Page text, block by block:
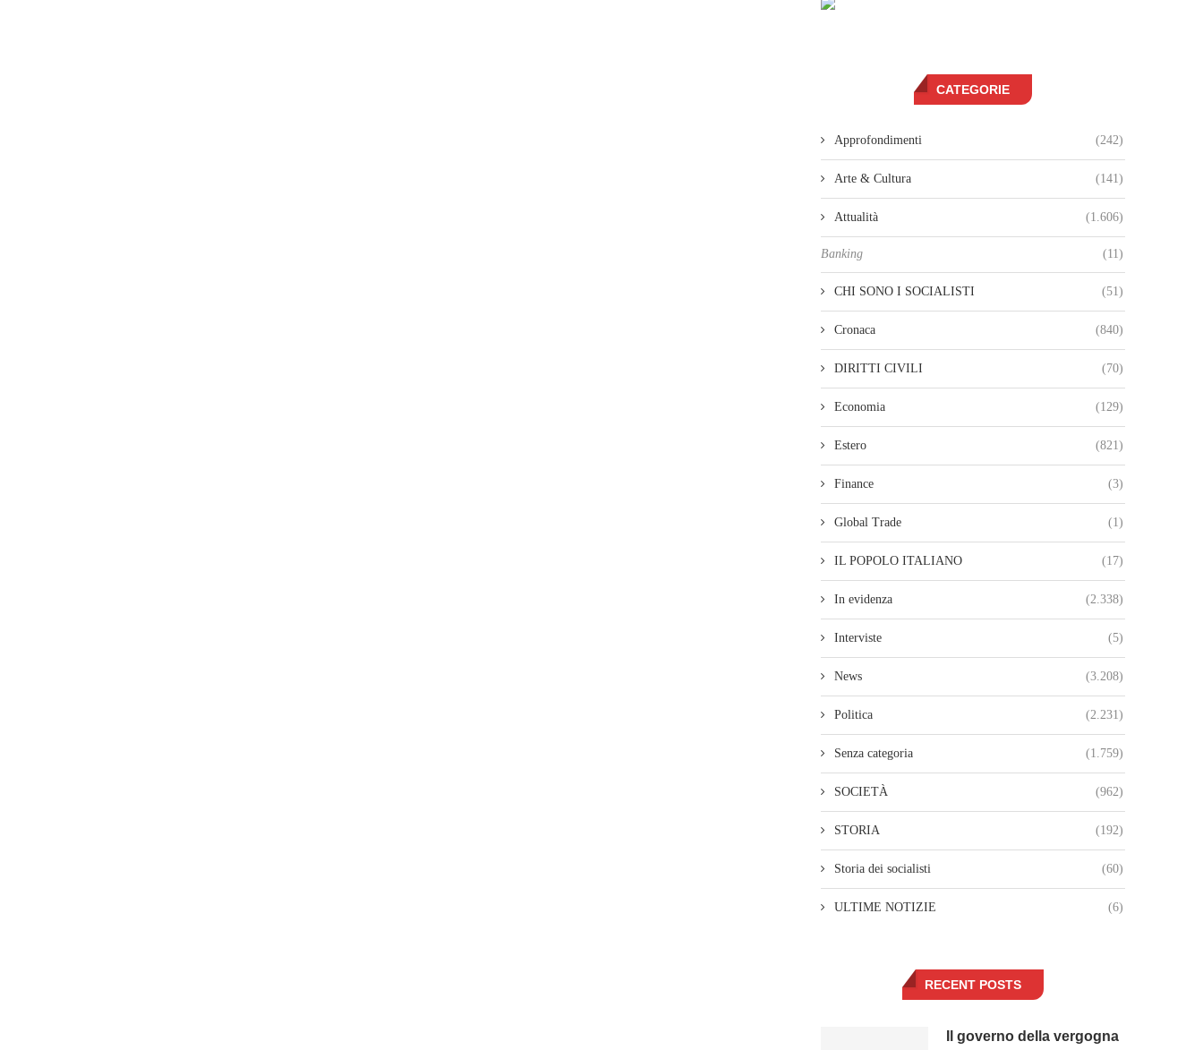
CATEGORIE
Approfondimenti (242)
Arte & Cultura (141)
Attualità (1.606)
Banking (11)
CHI SONO I SOCIALISTI (51)
Cronaca (840)
DIRITTI CIVILI (70)
Economia (129)
Estero (821)
Finance (3)
Global Trade (1)
IL POPOLO ITALIANO (17)
In evidenza (2.338)
Interviste (5)
News (3.208)
Politica (2.231)
Senza categoria (1.759)
SOCIETÀ (962)
STORIA (192)
Storia dei socialisti (60)
ULTIME NOTIZIE (6)
RECENT POSTS
Il governo della vergogna